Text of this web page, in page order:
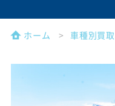
ホーム 車種別買